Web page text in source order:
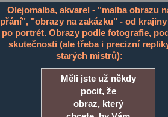
Olejomalba, akvarel - "malba obrazu
přání", "obrazy na zakázku" - od krajiny
po portrét. Obrazy podle fotografie,
skutečnosti (ale třeba i precizní
starých mistrů):
Měli jste už někdy
pocit, že
obraz, který